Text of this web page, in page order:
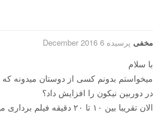
مخفی پرسیده 6 December 2016
با سلام
میخواستم بدونم کسی از دوستان میدونه
در دوربین نیکون را افزایش داد؟
الان تقریبا بین ۱۰ تا ۲۰ دقیقه فیلم برداری میکنه